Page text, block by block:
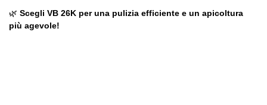
🌿 Scegli VB 26K per una pulizia efficiente e un apicoltura
più agevole!